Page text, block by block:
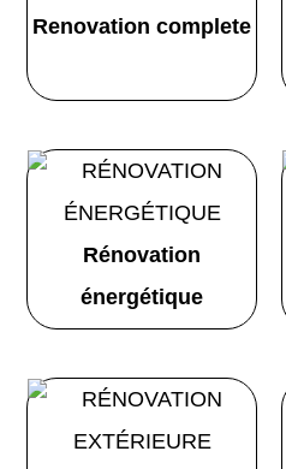
Renovation complete
Rénovation
énergétique